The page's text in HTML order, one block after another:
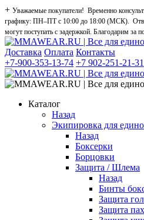
+ Уважаемые покупатели! Временно
графику: ПН–ПТ с 10:00 до 18:00 (МСК).
могут поступать с задержкой. Благодарим за
Доставка Оплата Контакты
+7-900-353-13-74 +7 902-251-21-31
Каталог
Назад
Экипировка для
Назад
Боксерки
Борцовки
Защита / Шлема
Назад
Бинты
Защита
Защита